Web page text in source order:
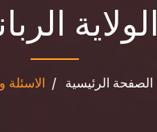
الولاية
الصفحة الرئيسية الاسئلة